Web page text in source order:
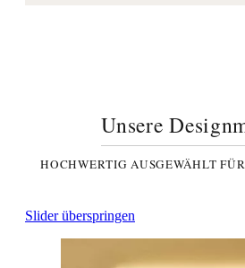
Unsere
HOCHWERTIG AUSGEWÄHLT
Slider überspringen